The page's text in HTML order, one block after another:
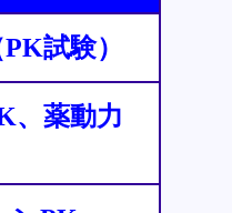
試験）
、薬動力